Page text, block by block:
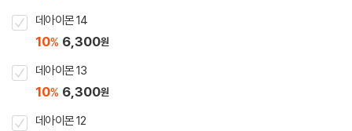
데아이몬 14
10% 6,300원
데아이몬 13
10% 6,300원
데아이몬 12